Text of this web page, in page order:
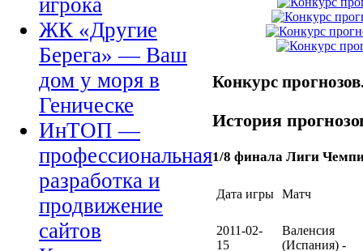
игрока
ЖК «Другие
Берега» — Ваш
дом у моря в
Геническе
ИнТОП —
профессиональная
разработка и
продвижение
сайтов
Конкурс
История
1/8 финала Лиги
Дата игры Матч
2011-02-
15
Валенсия
(Испания) -